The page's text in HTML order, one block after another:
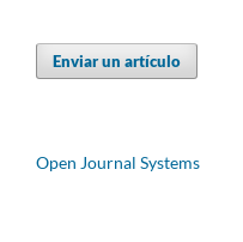
Enviar un artículo
Open Journal Systems